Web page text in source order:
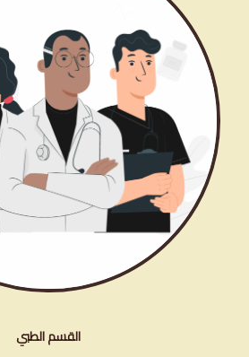
القسم الطبي